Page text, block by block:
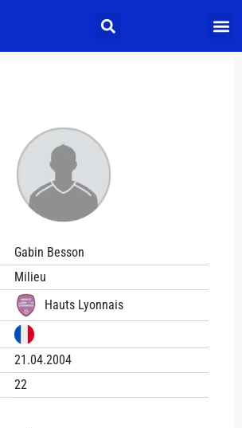
Gabin Besson
Milieu
Hauts Lyonnais
21.04.2004
22